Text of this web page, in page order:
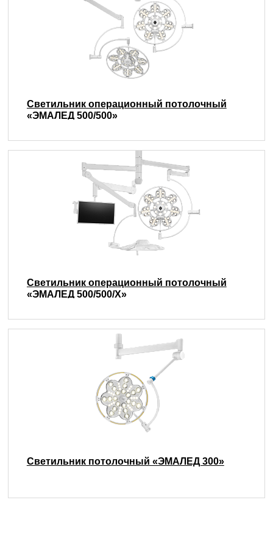
Светильник операционный потолочный
«ЭМАЛЕД 500/500»
Светильник операционный потолочный
«ЭМАЛЕД 500/500/X»
Светильник потолочный «ЭМАЛЕД 300»